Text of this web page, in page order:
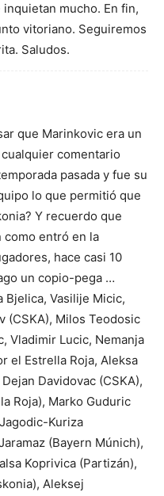
mucho. En fin,
vitoriano. Seguiremos
Saludos.
que Marinkovic era un
comentario
pasada y fue su
lo que permitió que
Y recuerdo que
como entró en la
hace casi 10
un copio-pega …
Bjelica, Vasilije Micic,
(CSKA), Milos Teodosic
Vladimir Lucic, Nemanja
el Estrella Roja, Aleksa
Davidovac (CSKA),
Roja), Marko Guduric
Kuriza
(Bayern Múnich),
Koprivica (Partizán),
Aleksej